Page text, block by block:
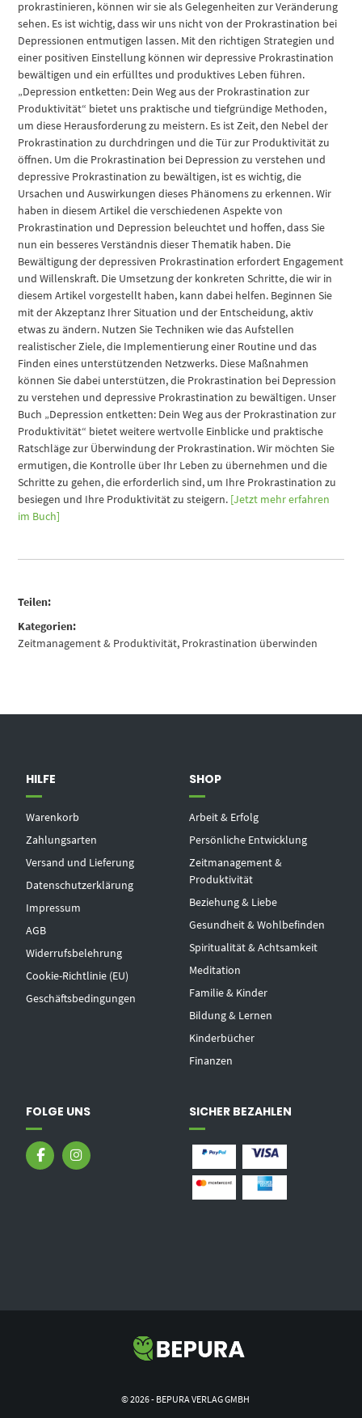
prokrastinieren, können wir sie als Gelegenheiten zur Veränderung
sehen. Es ist wichtig, dass wir uns nicht von der Prokrastination bei
Depressionen entmutigen lassen. Mit den richtigen Strategien und
einer positiven Einstellung können wir depressive Prokrastination
bewältigen und ein erfülltes und produktives Leben führen.
„Depression entketten: Dein Weg aus der Prokrastination zur
Produktivität“ bietet uns praktische und tiefgründige Methoden,
um diese Herausforderung zu meistern. Es ist Zeit, den Nebel der
Prokrastination zu durchdringen und die Tür zur Produktivität zu
öffnen. Um die Prokrastination bei Depression zu verstehen und
depressive Prokrastination zu bewältigen, ist es wichtig, die
Ursachen und Auswirkungen dieses Phänomens zu erkennen. Wir
haben in diesem Artikel die verschiedenen Aspekte von
Prokrastination und Depression beleuchtet und hoffen, dass Sie
nun ein besseres Verständnis dieser Thematik haben. Die
Bewältigung der depressiven Prokrastination erfordert Engagement
und Willenskraft. Die Umsetzung der konkreten Schritte, die wir in
diesem Artikel vorgestellt haben, kann dabei helfen. Beginnen Sie
mit der Akzeptanz Ihrer Situation und der Entscheidung, aktiv
etwas zu ändern. Nutzen Sie Techniken wie das Aufstellen
realistischer Ziele, die Implementierung einer Routine und das
Finden eines unterstützenden Netzwerks. Diese Maßnahmen
können Sie dabei unterstützen, die Prokrastination bei Depression
zu verstehen und depressive Prokrastination zu bewältigen. Unser
Buch „Depression entketten: Dein Weg aus der Prokrastination zur
Produktivität“ bietet weitere wertvolle Einblicke und praktische
Ratschläge zur Überwindung der Prokrastination. Wir möchten Sie
ermutigen, die Kontrolle über Ihr Leben zu übernehmen und die
Schritte zu gehen, die erforderlich sind, um Ihre Prokrastination zu
besiegen und Ihre Produktivität zu steigern. [Jetzt mehr erfahren
im Buch]
Teilen:
Kategorien:
Zeitmanagement & Produktivität, Prokrastination überwinden
HILFE
Warenkorb
Zahlungsarten
Versand und Lieferung
Datenschutzerklärung
Impressum
AGB
Widerrufsbelehrung
Cookie-Richtlinie (EU)
Geschäftsbedingungen
SHOP
Arbeit & Erfolg
Persönliche Entwicklung
Zeitmanagement &
Produktivität
Beziehung & Liebe
Gesundheit & Wohlbefinden
Spiritualität & Achtsamkeit
Meditation
Familie & Kinder
Bildung & Lernen
Kinderbücher
Finanzen
FOLGE UNS SICHER BEZAHLEN
© 2026 - BEPURA VERLAG GMBH